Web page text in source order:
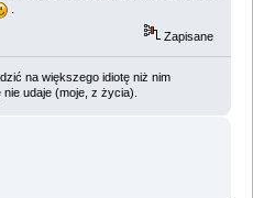
.
Zapisane
na większego idiotę niż nim
udaje (moje, z życia).